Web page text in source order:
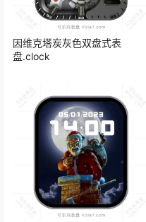
因维克塔炭灰色双盘式表
盘.clock